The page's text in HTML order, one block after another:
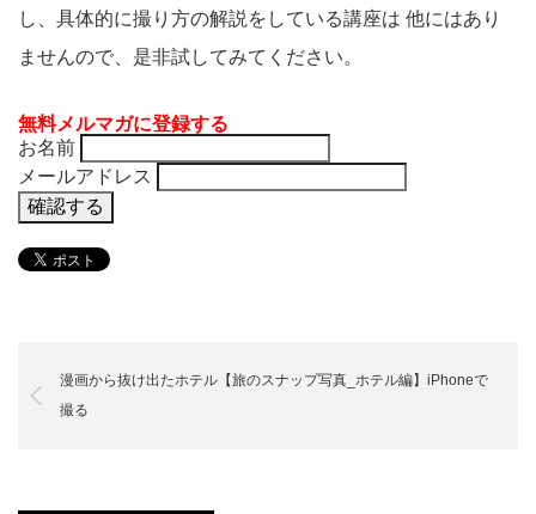
し、具体的に撮り方の解説をしている講座は 他にはあり
ませんので、是非試してみてください。
無料メルマガに登録する
お名前
メールアドレス
漫画から抜け出たホテル【旅のスナップ写真_ホテル編】iPhoneで
撮る